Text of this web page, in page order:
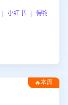
小红书 | 得物 | 企
🔥本周